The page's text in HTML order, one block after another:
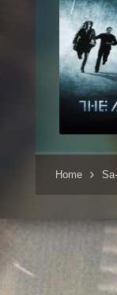
Home